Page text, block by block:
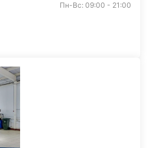
Пн-Вс: 09:00 - 21:00